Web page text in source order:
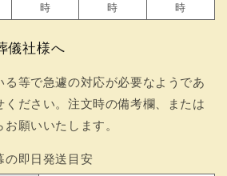
時
時
時
儀社様へ
る等で急遽の対応が必要なようであ
ください。注文時の備考欄、または
願いいたします。
の即日発送目安